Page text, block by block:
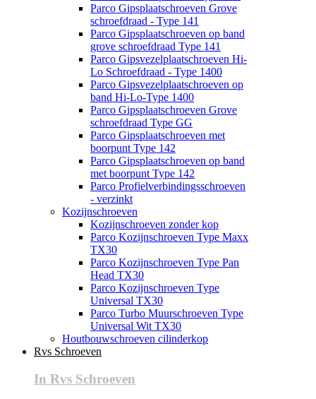
Parco Gipsplaatschroeven Grove
schroefdraad - Type 141
Parco Gipsplaatschroeven op band
grove schroefdraad Type 141
Parco Gipsvezelplaatschroeven Hi-
Lo Schroefdraad - Type 1400
Parco Gipsvezelplaatschroeven op
band Hi-Lo-Type 1400
Parco Gipsplaatschroeven Grove
schroefdraad Type GG
Parco Gipsplaatschroeven met
boorpunt Type 142
Parco Gipsplaatschroeven op band
met boorpunt Type 142
Parco Profielverbindingsschroeven
- verzinkt
Kozijnschroeven
Kozijnschroeven zonder kop
Parco Kozijnschroeven Type Maxx
TX30
Parco Kozijnschroeven Type Pan
Head TX30
Parco Kozijnschroeven Type
Universal TX30
Parco Turbo Muurschroeven Type
Universal Wit TX30
Houtbouwschroeven cilinderkop
Rvs Schroeven
In Rvs Schroeven